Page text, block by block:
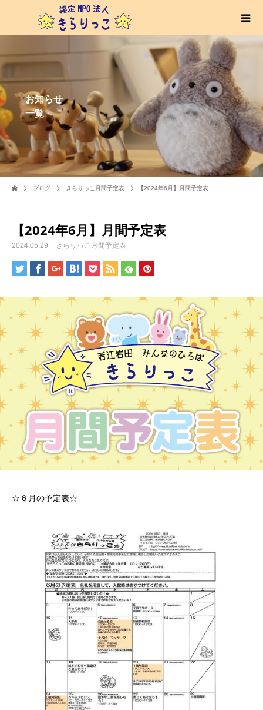
お知らせ
一覧
ブログ きらりっこ月間予定表 【2024年6月】月間予定表
【2024年6月】月間予定表
2024.05.29 きらりっこ月間予定表
☆６月の予定表☆